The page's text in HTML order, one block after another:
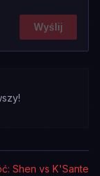
Wyślij
Shen vs K'Sante